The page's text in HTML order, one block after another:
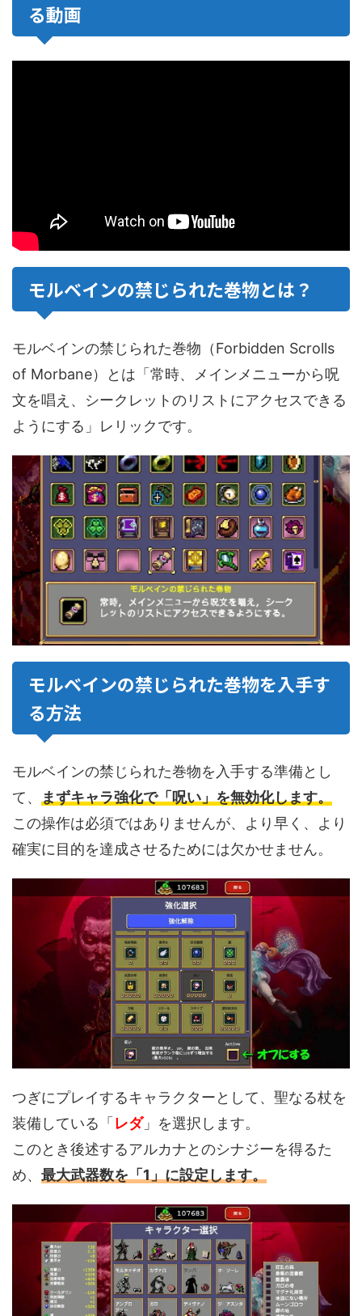
る動画
モルベインの禁じられた巻物とは？
モルベインの禁じられた巻物（Forbidden Scrolls
of Morbane）とは「常時、メインメニューから呪
文を唱え、シークレットのリストにアクセスできる
ようにする」レリックです。
モルベインの禁じられた巻物を入手す
る方法
モルベインの禁じられた巻物を入手する準備とし
て、 まずキャラ強化で「呪い」を無効化します。
この操作は必須ではありませんが、より早く、より
確実に目的を達成させるためには欠かせません。
つぎにプレイするキャラクターとして、聖なる杖を
装備している「 レダ」を選択します。
このとき後述するアルカナとのシナジーを得るた
め、 最大武器数を「1」に設定します。